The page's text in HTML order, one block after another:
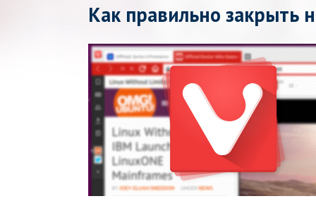
Как правильно закрыть